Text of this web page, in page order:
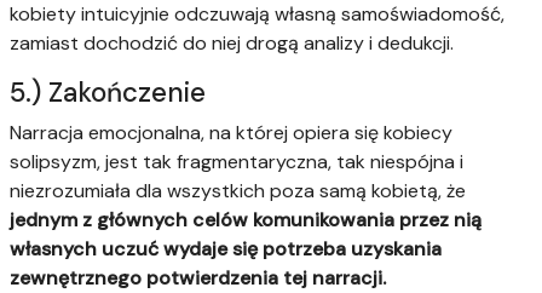
kobiety intuicyjnie odczuwają własną samoświadomość,
zamiast dochodzić do niej drogą analizy i dedukcji.
5.) Zakończenie
Narracja emocjonalna, na której opiera się kobiecy
solipsyzm, jest tak fragmentaryczna, tak niespójna i
niezrozumiała dla wszystkich poza samą kobietą, że
jednym z głównych celów komunikowania przez nią
własnych uczuć wydaje się potrzeba uzyskania
zewnętrznego potwierdzenia tej narracji.